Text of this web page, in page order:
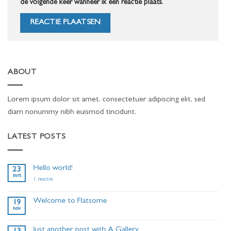
de volgende keer wanneer ik een reactie plaats.
ABOUT
Lorem ipsum dolor sit amet, consectetuer adipiscing elit, sed
diam nonummy nibh euismod tincidunt.
LATEST POSTS
23
mrt
Hello world!
1 reactieop
19
nov
Welcome to Flatsome